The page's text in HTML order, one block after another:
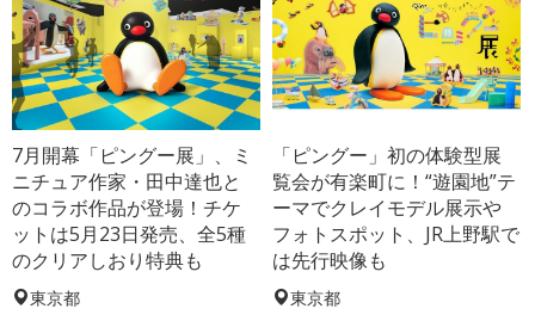
7月開幕「ピングー展」、ミ
ニチュア作家・田中達也と
のコラボ作品が登場！チケ
ットは5月23日発売、全5種
のクリアしおり特典も
東京都
「ピングー」初の体験型展
覧会が有楽町に！“遊園地”テ
ーマでクレイモデル展示や
フォトスポット、JR上野駅で
は先行映像も
東京都